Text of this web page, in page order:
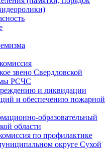
звено Свердловской
РСЧС
и ликвидации
и обеспечению пожарной
образовательный
области
по профилактике
округе Сухой